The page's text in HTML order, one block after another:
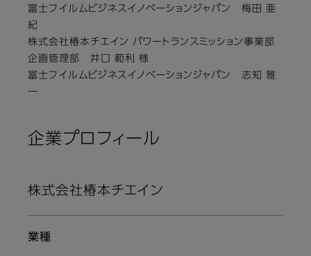
富士フイルムビジネスイノベーションジャパン 梅田 亜
紀
株式会社椿本チエイン パワートランスミッション事業部
企画管理部 井口 範利 様
富士フイルムビジネスイノベーションジャパン 志知 雅
一
企業プロフィール
株式会社椿本チエイン
業種